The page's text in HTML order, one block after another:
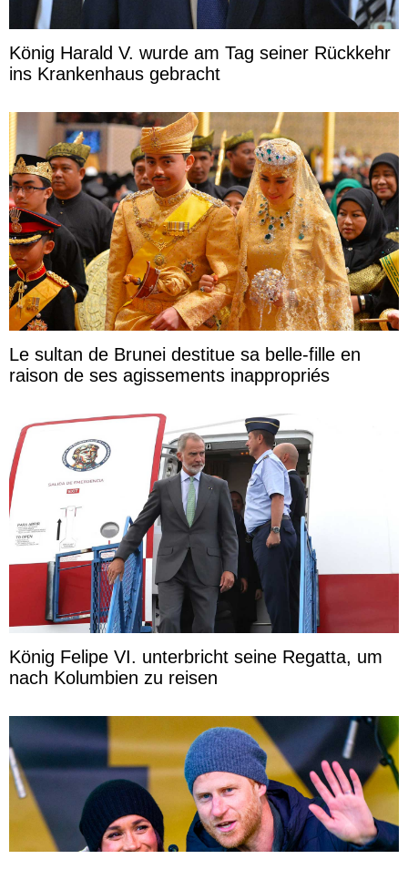
König Harald V. wurde am Tag seiner Rückkehr
ins Krankenhaus gebracht
Le sultan de Brunei destitue sa belle-fille en
raison de ses agissements inappropriés
König Felipe VI. unterbricht seine Regatta, um
nach Kolumbien zu reisen